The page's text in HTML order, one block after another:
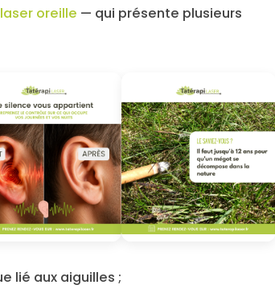
laser oreille — qui présente plusieurs
lié aux aiguilles ;